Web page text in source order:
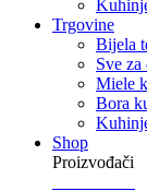
Trgovine
Bijela
Sve za
Miele
Bora
Shop
Proizvođači